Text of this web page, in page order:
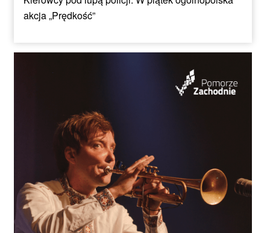
akcja „Prędkość”